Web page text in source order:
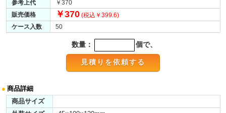
参考上代
￥370
販売価格
￥370 (税込￥399.6)
ケース入数
50
数量： 個で、
● 商品詳細
商品サイズ